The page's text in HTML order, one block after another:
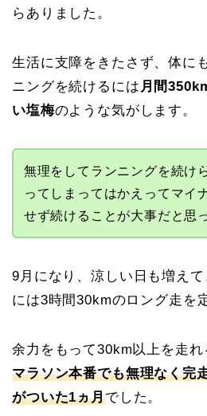
らありました。
生活に支障をきたさず、体に
ニングを続けるには 月間
い塩梅のような気がします。
無理をしてランニングを続け
ってしまってはかえってマイ
せず続けることが大事だと思
9月になり、涼しい日も増え
には3時間30kmのロング走を
余力をもって30km以上を走
マラソン本番でも無理なく完
がついた1ヵ月でした。